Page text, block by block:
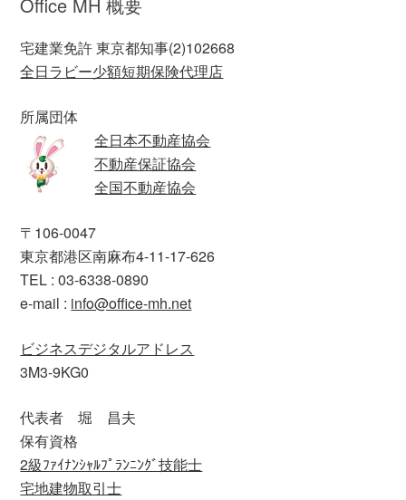
宅建業免許 東京都知事(2)102668
全日ラビー少額短期保険代理店
所属団体
全日本不動産協会
不動産保証協会
全国不動産協会
〒106-0047
東京都港区南麻布4-11-17-626
TEL : 03-6338-0890
e-mail : info@office-mh.net
ビジネスデジタルアドレス
3M3-9KG0
代表者 堀 昌夫
保有資格
2級ﾌｧｲﾅﾝｼｬﾙﾌﾟﾗﾝﾆﾝｸﾞ技能士
宅地建物取引士